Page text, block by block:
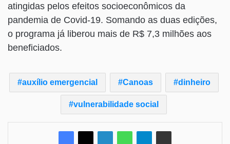
atingidas pelos efeitos socioeconômicos da
pandemia de Covid-19. Somando as duas edições,
o programa já liberou mais de R$ 7,3 milhões aos
beneficiados.
auxílio emergencial Canoas dinheiro
vulnerabilidade social